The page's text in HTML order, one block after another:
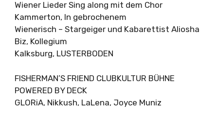
Wiener Lieder Sing along mit dem Chor
Kammerton, In gebrochenem
Wienerisch – Stargeiger und Kabarettist Aliosha
Biz, Kollegium
Kalksburg, LUSTERBODEN
FISHERMAN’S FRIEND CLUBKULTUR BÜHNE
POWERED BY DECK
GLORiA, Nikkush, LaLena, Joyce Muniz